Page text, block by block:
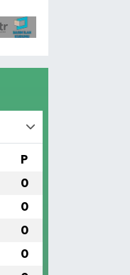
P
0
0
0
0